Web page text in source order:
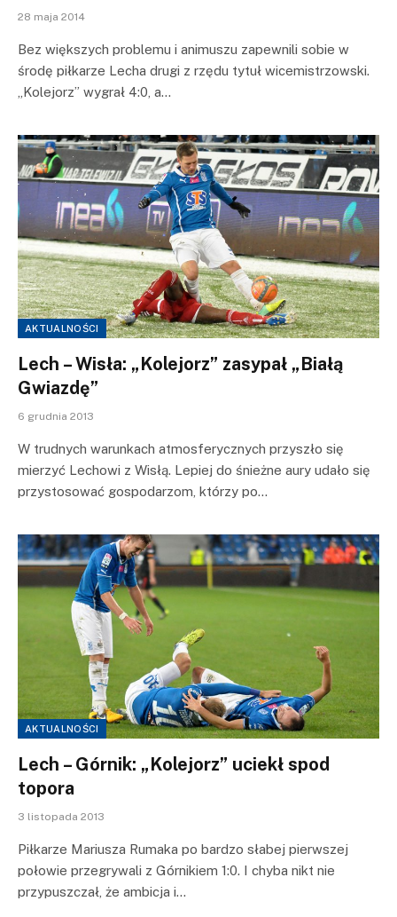
28 maja 2014
Bez większych problemu i animuszu zapewnili sobie w
środę piłkarze Lecha drugi z rzędu tytuł wicemistrzowski.
„Kolejorz” wygrał 4:0, a…
AKTUALNOŚCI
Lech – Wisła: „Kolejorz” zasypał „Białą
Gwiazdę”
6 grudnia 2013
W trudnych warunkach atmosferycznych przyszło się
mierzyć Lechowi z Wisłą. Lepiej do śnieżne aury udało się
przystosować gospodarzom, którzy po…
AKTUALNOŚCI
Lech – Górnik: „Kolejorz” uciekł spod
topora
3 listopada 2013
Piłkarze Mariusza Rumaka po bardzo słabej pierwszej
połowie przegrywali z Górnikiem 1:0. I chyba nikt nie
przypuszczał, że ambicja i…